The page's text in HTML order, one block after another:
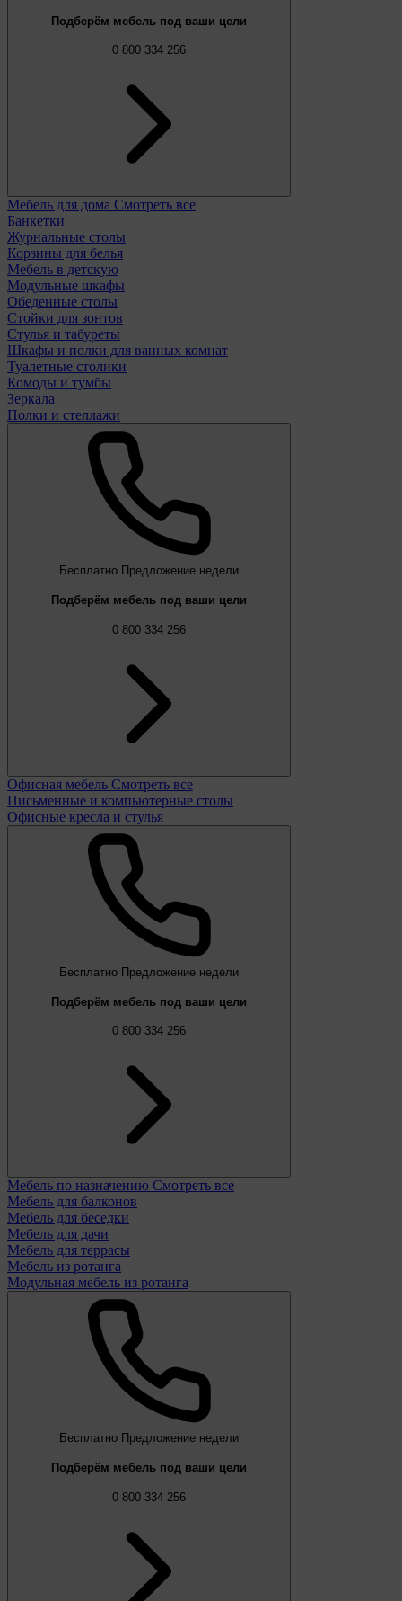
Подберём мебель под ваши цели
0 800 334 256
Мебель для дома Смотреть все
Банкетки
Журнальные столы
Корзины для белья
Мебель в детскую
Модульные шкафы
Обеденные столы
Стойки для зонтов
Стулья и табуреты
Шкафы и полки для ванных комнат
Туалетные столики
Комоды и тумбы
Зеркала
Полки и стеллажи
Бесплатно Предложение недели
Подберём мебель под ваши цели
0 800 334 256
Офисная мебель Смотреть все
Письменные и компьютерные столы
Офисные кресла и стулья
Бесплатно Предложение недели
Подберём мебель под ваши цели
0 800 334 256
Мебель по назначению Смотреть все
Мебель для балконов
Мебель для беседки
Мебель для дачи
Мебель для террасы
Мебель из ротанга
Модульная мебель из ротанга
Бесплатно Предложение недели
Подберём мебель под ваши цели
0 800 334 256